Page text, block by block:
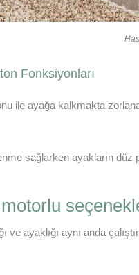
Fonksiyonları
ile ayağa kalkmakta
sağlarken ayakların
ve ayaklığı aynı anda